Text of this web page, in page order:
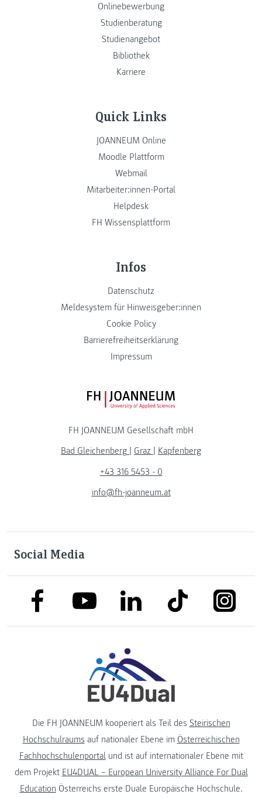
Onlinebewerbung
Studienberatung
Studienangebot
Bibliothek
Karriere
Quick Links
JOANNEUM Online
Moodle Plattform
Webmail
Mitarbeiter:innen-Portal
Helpdesk
FH Wissensplattform
Infos
Datenschutz
Meldesystem für Hinweisgeber:innen
Cookie Policy
Barrierefreiheitserklärung
Impressum
FH JOANNEUM Logo
FH JOANNEUM Gesellschaft mbH
Bad Gleichenberg
Graz
Kapfenberg
+43 316 5453 - 0
info@fh-joanneum.at
Social Media
link to facebooklink to youtubelink to linkedinlink to tiktok
Die FH JOANNEUM kooperiert als Teil des Steirischen
Hochschulraums auf nationaler Ebene im Österreichischen
Fachhochschulenportalund ist auf internationaler Ebene mit
dem Projekt EU4DUAL – European University Alliance For Dual
Education Österreichs erste Duale Europäische Hochschule.